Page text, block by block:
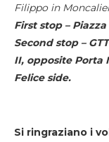
Filippo in
First stop –
Second stop –
II, opposite Porta
Felice side.
Si ringraziano i